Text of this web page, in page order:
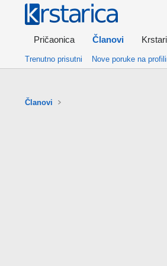
Pričaonica Članovi
Trenutno prisutni Nove poruke na
Članovi